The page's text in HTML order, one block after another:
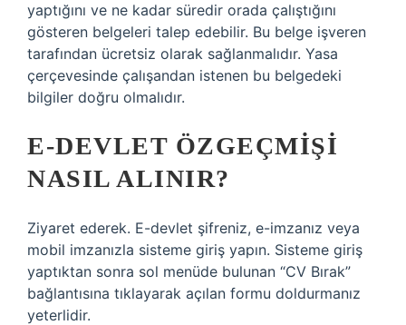
yaptığını ve ne kadar süredir orada çalıştığını
gösteren belgeleri talep edebilir. Bu belge işveren
tarafından ücretsiz olarak sağlanmalıdır. Yasa
çerçevesinde çalışandan istenen bu belgedeki
bilgiler doğru olmalıdır.
E-DEVLET ÖZGEÇMIŞI
NASIL ALINIR?
Ziyaret ederek. E-devlet şifreniz, e-imzanız veya
mobil imzanızla sisteme giriş yapın. Sisteme giriş
yaptıktan sonra sol menüde bulunan “CV Bırak”
bağlantısına tıklayarak açılan formu doldurmanız
yeterlidir.